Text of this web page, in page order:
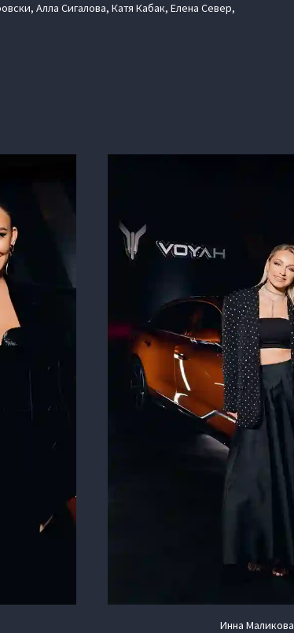
Алла Сигалова, Катя Кабак, Елена Север,
Инна Маликова